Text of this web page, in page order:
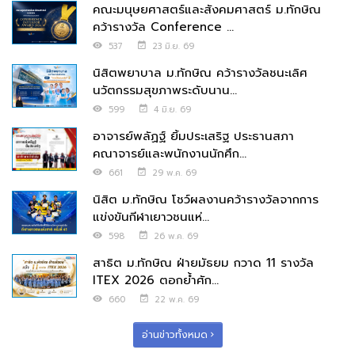
คณะมนุษยศาสตร์และสังคมศาสตร์ ม.ทักษิณ
คว้ารางวัล Conference ...
537 23 มิ.ย. 69
นิสิตพยาบาล ม.ทักษิณ คว้ารางวัลชนะเลิศ
นวัตกรรมสุขภาพระดับนาน...
599 4 มิ.ย. 69
อาจารย์พลัฏฐ์ ยิ้มประเสริฐ ประธานสภา
คณาจารย์และพนักงานนักศึก...
661 29 พ.ค. 69
นิสิต ม.ทักษิณ โชว์ผลงานคว้ารางวัลจากการ
แข่งขันกีฬาเยาวชนแห่...
598 26 พ.ค. 69
สาธิต ม.ทักษิณ ฝ่ายมัธยม กวาด 11 รางวัล
ITEX 2026 ตอกย้ำศัก...
660 22 พ.ค. 69
อ่านข่าวทั้งหมด